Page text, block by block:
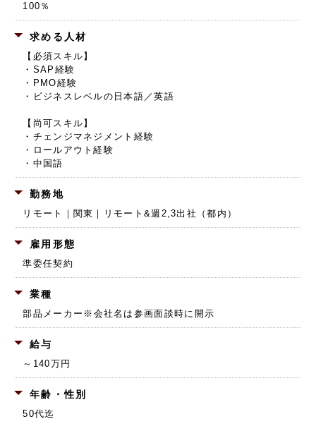
100％
求める人材
【必須スキル】
・SAP経験
・PMO経験
・ビジネスレベルの日本語／英語
【尚可スキル】
・チェンジマネジメント経験
・ロールアウト経験
・中国語
勤務地
リモート｜関東｜リモート&週2,3出社（都内）
雇用形態
準委任契約
業種
部品メーカー ※会社名は参画面談時に開示
給与
～140万円
年齢・性別
50代迄